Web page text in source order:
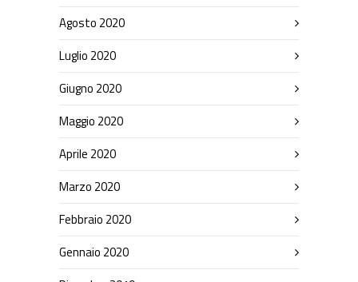
Agosto 2020
Luglio 2020
Giugno 2020
Maggio 2020
Aprile 2020
Marzo 2020
Febbraio 2020
Gennaio 2020